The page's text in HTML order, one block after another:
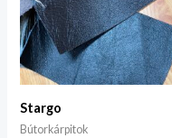
Stargo
Bútorkárpitok